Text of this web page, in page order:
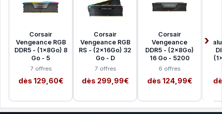
Corsair
Vengeance RGB
DDR5 - (1x8Go) 8
Go - 5
7 offres
dès 129,60€
Corsair
Vengeance RGB
RS - (2x16Go) 32
Go - D
7 offres
dès 299,99€
Corsair
Vengeance
DDR5 - (2x8Go)
16 Go - 5200
6 offres
dès 124,99€